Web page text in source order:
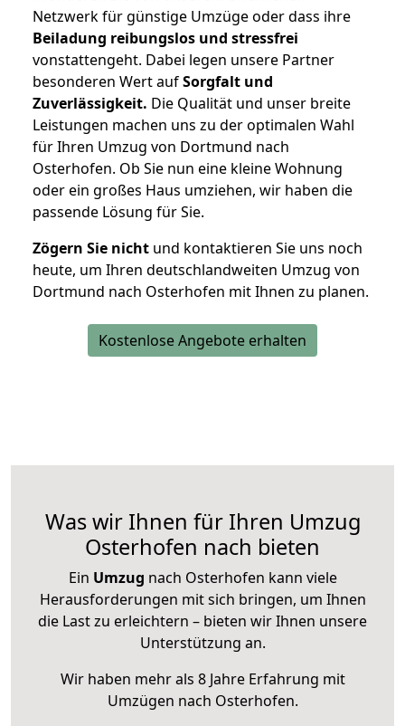
Netzwerk für günstige Umzüge oder dass ihre
Beiladung reibungslos und stressfrei
vonstattengeht. Dabei legen unsere Partner
besonderen Wert aufSorgfalt und
Zuverlässigkeit. Die Qualität und unser breite
Leistungen machen uns zu der optimalen Wahl
für Ihren Umzug von Dortmund nach
Osterhofen. Ob Sie nun eine kleine Wohnung
oder ein großes Haus umziehen, wir haben die
passende Lösung für Sie.
Zögern Sie nicht und kontaktieren Sie uns noch
heute, um Ihren deutschlandweiten Umzug von
Dortmund nach Osterhofen mit Ihnen zu planen.
Kostenlose Angebote erhalten
Was wir Ihnen für Ihren Umzug
Osterhofen nach bieten
Ein Umzug nach Osterhofen kann viele
Herausforderungen mit sich bringen, um Ihnen
die Last zu erleichtern – bieten wir Ihnen unsere
Unterstützung an.
Wir haben mehr als 8 Jahre Erfahrung mit
Umzügen nach Osterhofen.